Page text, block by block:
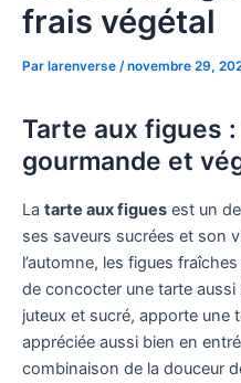
frais végétal
Par larenverse /novembre 29,
Tarte aux figues
gourmande et
La tarte aux figues est un
ses saveurs sucrées et son
l’automne, les figues
de concocter une tarte aussi
juteux et sucré, apporte une
appréciée aussi bien en
combinaison de la douceur